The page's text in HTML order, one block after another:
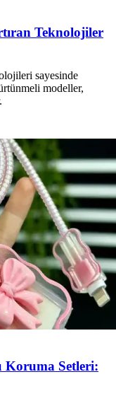
Teknolojiler
sayesinde
modeller,
Koruma Setleri: